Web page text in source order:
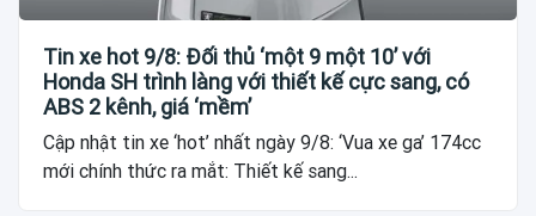
Tin xe hot 9/8: Đối thủ ‘một 9 một 10’ với
Honda SH trình làng với thiết kế cực sang, có
ABS 2 kênh, giá ‘mềm’
Cập nhật tin xe ‘hot’ nhất ngày 9/8: ‘Vua xe ga’ 174cc
mới chính thức ra mắt: Thiết kế sang...